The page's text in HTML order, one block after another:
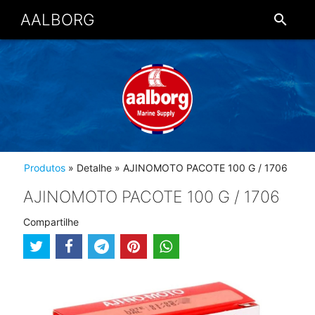
AALBORG search
Produtos » Detalhe » AJINOMOTO PACOTE 100 G / 1706
AJINOMOTO PACOTE 100 G / 1706
Compartilhe